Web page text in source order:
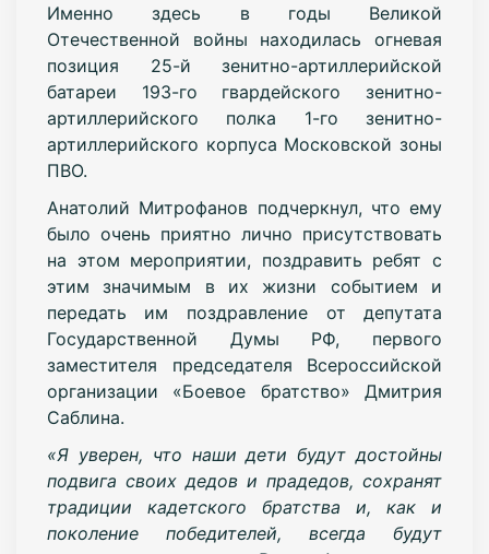
Именно здесь в годы Великой
Отечественной войны находилась огневая
позиция 25-й зенитно-артиллерийской
батареи 193-го гвардейского зенитно-
артиллерийского полка 1-го зенитно-
артиллерийского корпуса Московской зоны
ПВО.
Анатолий Митрофанов подчеркнул, что ему
было очень приятно лично присутствовать
на этом мероприятии, поздравить ребят с
этим значимым в их жизни событием и
передать им поздравление от депутата
Государственной Думы РФ, первого
заместителя председателя Всероссийской
организации «Боевое братство» Дмитрия
Саблина.
«Я уверен, что наши дети будут достойны
подвига своих дедов и прадедов, сохранят
традиции кадетского братства и, как и
поколение победителей, всегда будут